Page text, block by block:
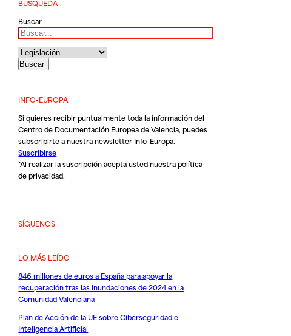
BÚSQUEDA
Buscar
INFO-EUROPA
Si quieres recibir puntualmente toda la información del
Centro de Documentación Europea de Valencia, puedes
subscribirte a nuestra newsletter Info-Europa.
Suscribirse
*Al realizar la suscripción acepta usted nuestrapolítica
de privacidad.
SÍGUENOS
LO MÁS LEÍDO
846 millones de euros a España para apoyar la
recuperación tras las inundaciones de 2024 en la
Comunidad Valenciana
Plan de Acción de la UE sobre Ciberseguridad e
Inteligencia Artificial